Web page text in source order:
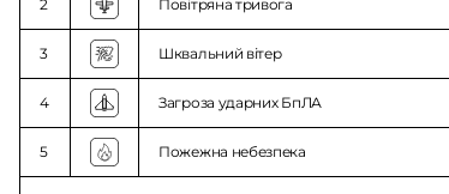
2 Повітряна тривога
3 Шквальний вітер
4 Загроза ударних БпЛА
5 Пожежна небезпека